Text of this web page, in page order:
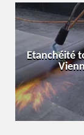
Etanchéité